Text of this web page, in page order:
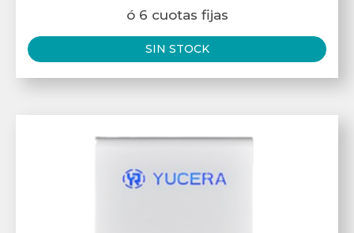
ó 6 cuotas fijas
SIN STOCK